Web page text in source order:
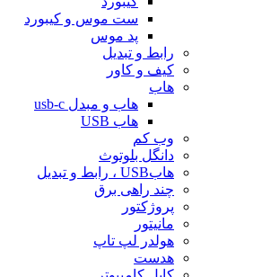
ست موس و کیبورد
پد موس
رابط و تبدیل
کیف و کاور
هاب
هاب و مبدل usb-c
هاب USB
وب کم
دانگل بلوتوث
هابUSB ، رابط و تبدیل
چند راهی برق
پروژکتور
مانیتور
هولدر لپ تاپ
هدست